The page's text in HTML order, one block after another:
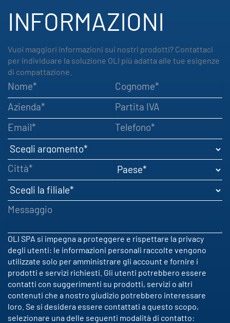
INFORMAZIONI
Vuoi maggiori informazioni sui nostri prodotti? Contattaci
per individuare la soluzione OLI più adatta alle tue esigenze
di compattazione.
Nome Cognome
Azienda Partita IVA
Email Telefono
Scegli argomento
Città Paese
Scegli la filiale
Messaggio
OLI SPA si impegna a proteggere e rispettare la privacy
degli utenti: le informazioni personali raccolte vengono
utilizzate solo per amministrare gli account e fornire i
prodotti e servizi richiesti. Gli utenti potrebbero essere
contatti con suggerimenti su prodotti, servizi o altri
contenuti che a nostro giudizio potrebbero interessare
loro. Se si desidera essere contattati a questo scopo,
selezionare una delle seguenti modalità di contatto: